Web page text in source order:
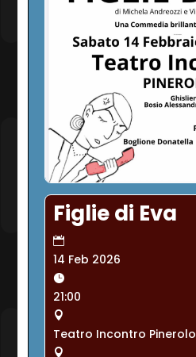
Figlie di Eva
14 Feb 2026
21:00
Teatro Incontro Pinerolo